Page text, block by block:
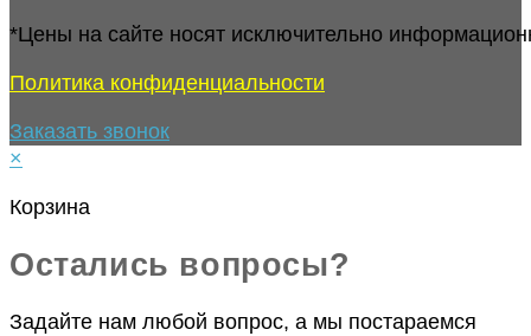
*Цены на сайте носят исключительно
Политика конфиденциальности
Заказать звонок
×
Корзина
Остались вопросы?
Задайте нам любой вопрос, а мы постараемся